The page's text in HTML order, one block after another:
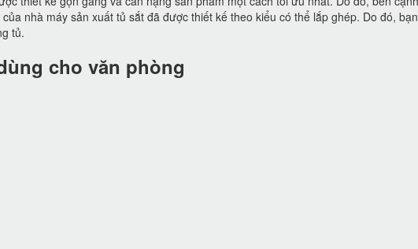
của nhà máy sản xuất tủ sắt đã được thiết kế theo kiểu có thể lắp ghép. Do đó, bạn
tủ.
cho văn phòng